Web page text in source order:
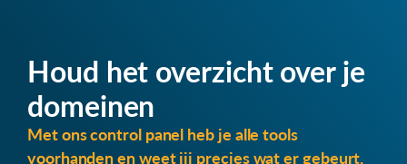
Houd het overzicht over je
domeinen
Met ons control panel heb je alle tools
voorhanden en weet jij precies wat er gebeurt.